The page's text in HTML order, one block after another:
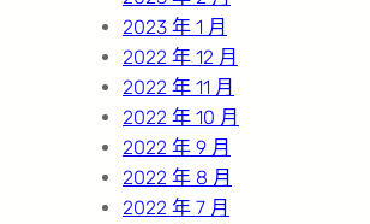
2023 年 1 月
2022 年 12 月
2022 年 11 月
2022 年 10 月
2022 年 9 月
2022 年 8 月
2022 年 7 月